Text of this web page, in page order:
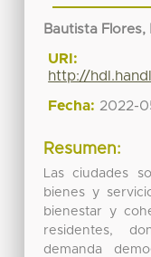
Bautista
URI:
http://
Fecha: 2022-
Resumen:
Las ciudades
bienes y
bienestar y
residentes,
demanda